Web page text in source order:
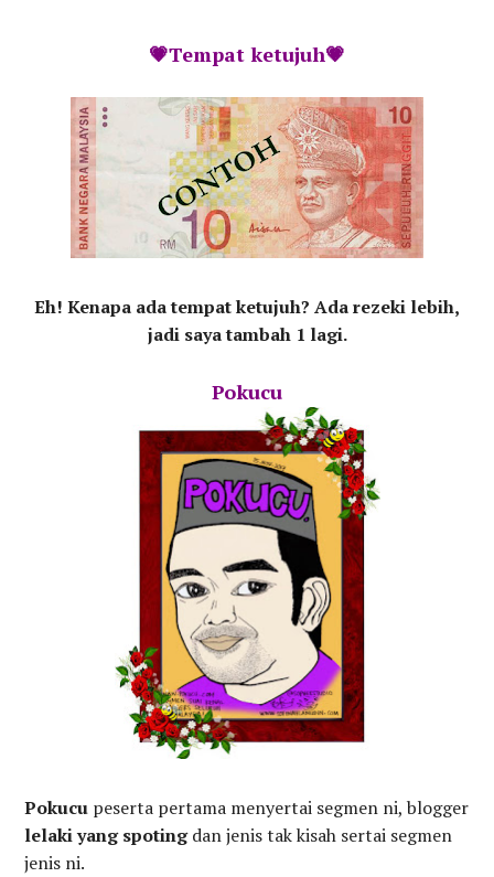
💗Tempat ketujuh💗
Eh! Kenapa ada tempat ketujuh? Ada rezeki lebih,
jadi saya tambah 1 lagi.
Pokucu
Pokucu peserta pertama menyertai segmen ni, blogger
lelaki yang spotingdan jenis tak kisah sertai segmen
jenis ni.